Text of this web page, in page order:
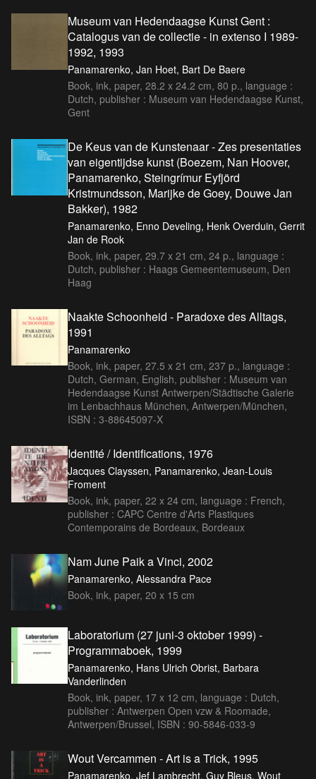
Museum van Hedendaagse Kunst Gent :
Catalogus van de collectie - in extenso I 1989-
1992, 1993
Panamarenko, Jan Hoet, Bart De Baere
Book, ink, paper, 28.2 x 24.2 cm, 80 p., language :
Dutch, publisher : Museum van Hedendaagse Kunst,
Gent
De Keus van de Kunstenaar - Zes presentaties
van eigentijdse kunst (Boezem, Nan Hoover,
Panamarenko, Steingrímur Eyfjörd
Kristmundsson, Marijke de Goey, Douwe Jan
Bakker), 1982
Panamarenko, Enno Develing, Henk Overduin, Gerrit
Jan de Rook
Book, ink, paper, 29.7 x 21 cm, 24 p., language :
Dutch, publisher : Haags Gemeentemuseum, Den
Haag
Naakte Schoonheid - Paradoxe des Alltags,
1991
Panamarenko
Book, ink, paper, 27.5 x 21 cm, 237 p., language :
Dutch, German, English, publisher : Museum van
Hedendaagse Kunst Antwerpen/Städtische Galerie
im Lenbachhaus München, Antwerpen/München,
ISBN : 3-88645097-X
Identité / Identifications, 1976
Jacques Clayssen, Panamarenko, Jean-Louis
Froment
Book, ink, paper, 22 x 24 cm, language : French,
publisher : CAPC Centre d'Arts Plastiques
Contemporains de Bordeaux, Bordeaux
Nam June Paik a Vinci, 2002
Panamarenko, Alessandra Pace
Book, ink, paper, 20 x 15 cm
Laboratorium (27 juni-3 oktober 1999) -
Programmaboek, 1999
Panamarenko, Hans Ulrich Obrist, Barbara
Vanderlinden
Book, ink, paper, 17 x 12 cm, language : Dutch,
publisher : Antwerpen Open vzw & Roomade,
Antwerpen/Brussel, ISBN : 90-5846-033-9
Wout Vercammen - Art is a Trick, 1995
Panamarenko, Jef Lambrecht, Guy Bleus, Wout